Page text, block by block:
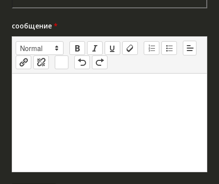
сообщение *